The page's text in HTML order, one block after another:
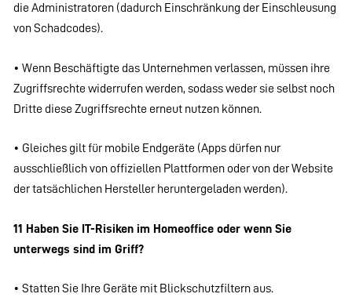
die Administratoren (dadurch Einschränkung der Einschleusung
von Schadcodes).
• Wenn Beschäftigte das Unternehmen verlassen, müssen ihre
Zugriffsrechte widerrufen werden, sodass weder sie selbst noch
Dritte diese Zugriffsrechte erneut nutzen können.
• Gleiches gilt für mobile Endgeräte (Apps dürfen nur
ausschließlich von offiziellen Plattformen oder von der Website
der tatsächlichen Hersteller heruntergeladen werden).
11 Haben Sie IT-Risiken im Homeoffice oder wenn Sie
unterwegs sind im Griff?
• Statten Sie Ihre Geräte mit Blickschutzfiltern aus.